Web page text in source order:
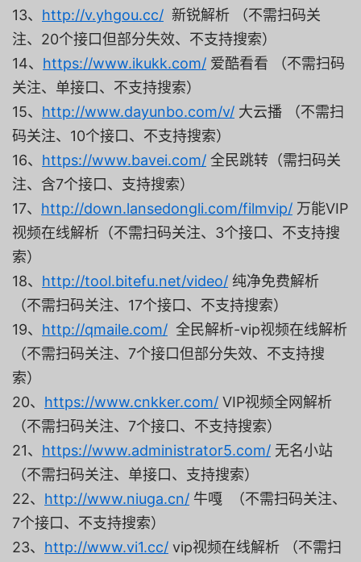
13、 http://v.yhgou.cc/ 新锐解析 （不需扫码关
注、20个接口但部分失效、不支持搜索）
14、 https://www.ikukk.com/ 爱酷看看 （不需扫码
关注、单接口、不支持搜索）
15、 http://www.dayunbo.com/v/ 大云播 （不需扫
码关注、10个接口、不支持搜索）
16、 https://www.bavei.com/ 全民跳转（需扫码关
注、含7个接口、支持搜索）
17、 http://down.lansedongli.com/filmvip/ 万能VIP
视频在线解析（不需扫码关注、3个接口、不支持搜
索）
18、 http://tool.bitefu.net/video/ 纯净免费解析
（不需扫码关注、17个接口、不支持搜索）
19、 http://qmaile.com/ 全民解析-vip视频在线解析
（不需扫码关注、7个接口但部分失效、不支持搜
索）
20、 https://www.cnkker.com/ VIP视频全网解析
（不需扫码关注、7个接口、不支持搜索）
21、 https://www.administrator5.com/ 无名小站
（不需扫码关注、单接口、支持搜索）
22、 http://www.niuga.cn/ 牛嘎 （不需扫码关注、
7个接口、不支持搜索）
23、 http://www.vi1.cc/ vip视频在线解析 （不需扫